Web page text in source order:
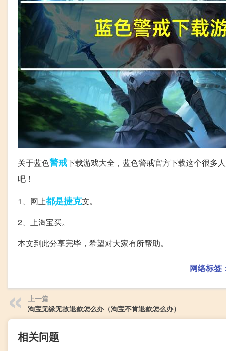
关于蓝色警戒下载游戏大全，蓝色警戒官方下载这个很多
吧！
1、网上都是捷克文。
2、上淘宝买。
本文到此分享完毕，希望对大家有所帮助。
网络标签：
上一篇
淘宝无缘无故退款怎么办（淘宝不肯退款怎么办）
相关问题